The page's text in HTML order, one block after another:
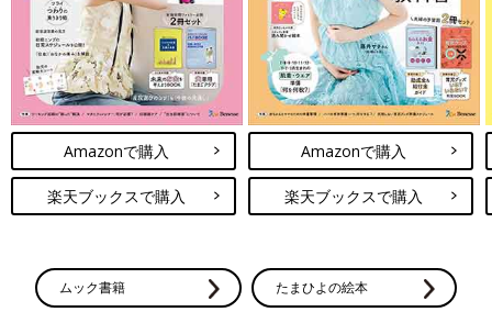
Amazonで購入
楽天ブックスで購入
Amazonで購入
楽天ブックスで購入
ムック書籍 たまひよの絵本